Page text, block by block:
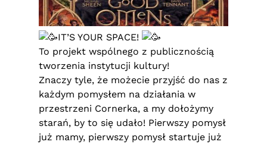
IT’S YOUR SPACE!
To projekt wspólnego z publicznością
tworzenia instytucji kultury!
Znaczy tyle, że możecie przyjść do nas z
każdym pomysłem na działania w
przestrzeni Cornerka, a my dołożymy
starań, by to się udało! Pierwszy pomysł
już mamy, pierwszy pomysł startuje już